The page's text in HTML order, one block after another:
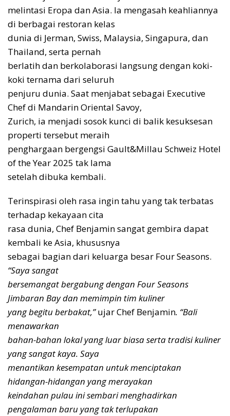
melintasi Eropa dan Asia. Ia mengasah keahliannya
di berbagai restoran kelas
dunia di Jerman, Swiss, Malaysia, Singapura, dan
Thailand, serta pernah
berlatih dan berkolaborasi langsung dengan koki-
koki ternama dari seluruh
penjuru dunia. Saat menjabat sebagai Executive
Chef di Mandarin Oriental Savoy,
Zurich, ia menjadi sosok kunci di balik kesuksesan
properti tersebut meraih
penghargaan bergengsi Gault&Millau Schweiz Hotel
of the Year 2025 tak lama
setelah dibuka kembali.
Terinspirasi oleh rasa ingin tahu yang tak terbatas
terhadap kekayaan cita
rasa dunia, Chef Benjamin sangat gembira dapat
kembali ke Asia, khususnya
sebagai bagian dari keluarga besar Four Seasons.
“Saya sangat
bersemangat bergabung dengan Four Seasons
Jimbaran Bay dan memimpin tim kuliner
yang begitu berbakat,”ujar Chef Benjamin. “Bali
menawarkan
bahan-bahan lokal yang luar biasa serta tradisi kuliner
yang sangat kaya. Saya
menantikan kesempatan untuk menciptakan
hidangan-hidangan yang merayakan
keindahan pulau ini sembari menghadirkan
pengalaman baru yang tak terlupakan